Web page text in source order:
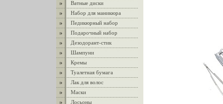
Ватные диски
Набор для маникюра
Педикюрный набор
Подарочный набор
Дезодорант-стик
Шампуни
Кремы
Туалетная бумага
Лак для волос
Маски
Лосьоны